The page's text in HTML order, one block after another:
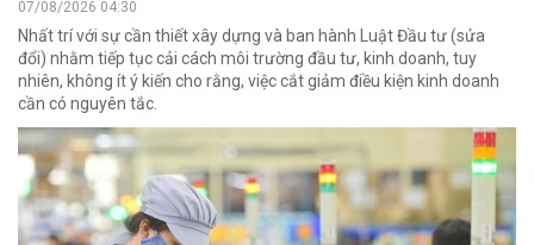
07/08/2026 04:30
Nhất trí với sự cần thiết xây dựng và ban hành Luật Đầu tư (sửa
đổi) nhằm tiếp tục cải cách môi trường đầu tư, kinh doanh, tuy
nhiên, không ít ý kiến cho rằng, việc cắt giảm điều kiện kinh doanh
cần có nguyên tắc.